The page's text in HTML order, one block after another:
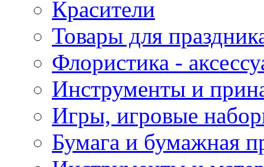
Красители
Товары для
Флористика -
Инструменты и
Игры, игровые
Бумага и бумажная